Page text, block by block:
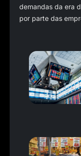
demandas da era
por parte das